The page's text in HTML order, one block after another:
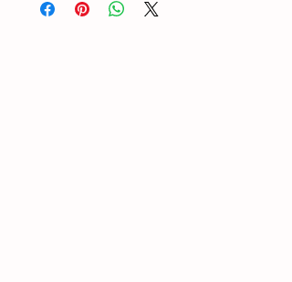
Comprimento: 3/4″ - 2 1/2″ (18 mm - 64 mm)